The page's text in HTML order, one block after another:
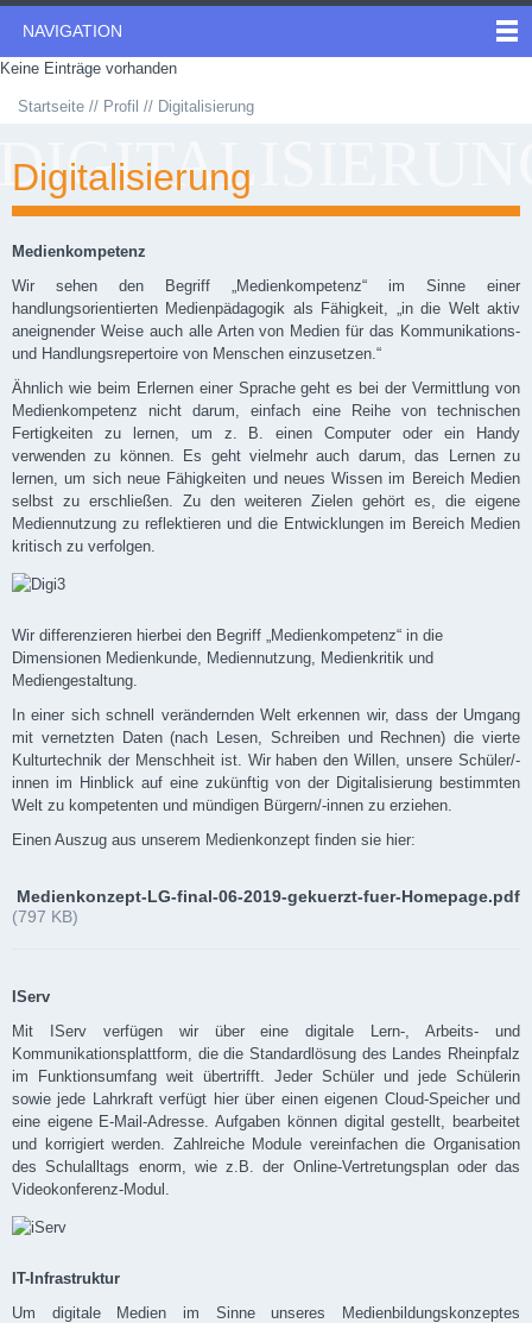
NAVIGATION
Keine Einträge vorhanden
Startseite Profil Digitalisierung
Digitalisierung
Medienkompetenz
Wir sehen den Begriff „Medienkompetenz“ im Sinne einer
handlungsorientierten Medienpädagogik als Fähigkeit, „in die Welt aktiv
aneignender Weise auch alle Arten von Medien für das Kommunikations-
und Handlungsrepertoire von Menschen einzusetzen.“
Ähnlich wie beim Erlernen einer Sprache geht es bei der Vermittlung von
Medienkompetenz nicht darum, einfach eine Reihe von technischen
Fertigkeiten zu lernen, um z. B. einen Computer oder ein Handy
verwenden zu können. Es geht vielmehr auch darum, das Lernen zu
lernen, um sich neue Fähigkeiten und neues Wissen im Bereich Medien
selbst zu erschließen. Zu den weiteren Zielen gehört es, die eigene
Mediennutzung zu reflektieren und die Entwicklungen im Bereich Medien
kritisch zu verfolgen.
Wir differenzieren hierbei den Begriff „Medienkompetenz“ in die
Dimensionen Medienkunde, Mediennutzung, Medienkritik und
Mediengestaltung.
In einer sich schnell verändernden Welt erkennen wir, dass der Umgang
mit vernetzten Daten (nach Lesen, Schreiben und Rechnen) die vierte
Kulturtechnik der Menschheit ist. Wir haben den Willen, unsere Schüler/-
innen im Hinblick auf eine zukünftig von der Digitalisierung bestimmten
Welt zu kompetenten und mündigen Bürgern/-innen zu erziehen.
Einen Auszug aus unserem Medienkonzept finden sie hier:
Medienkonzept-LG-final-06-2019-gekuerzt-fuer-Homepage.pdf
(797 KB)
IServ
Mit IServ verfügen wir über eine digitale Lern-, Arbeits- und
Kommunikationsplattform, die die Standardlösung des Landes Rheinpfalz
im Funktionsumfang weit übertrifft. Jeder Schüler und jede Schülerin
sowie jede Lahrkraft verfügt hier über einen eigenen Cloud-Speicher und
eine eigene E-Mail-Adresse. Aufgaben können digital gestellt, bearbeitet
und korrigiert werden. Zahlreiche Module vereinfachen die Organisation
des Schulalltags enorm, wie z.B. der Online-Vertretungsplan oder das
Videokonferenz-Modul.
IT-Infrastruktur
Um digitale Medien im Sinne unseres Medienbildungskonzeptes